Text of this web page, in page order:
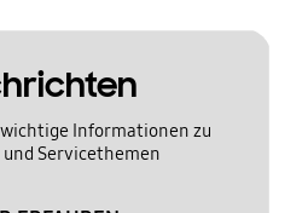
Informationen zu
Servicethemen